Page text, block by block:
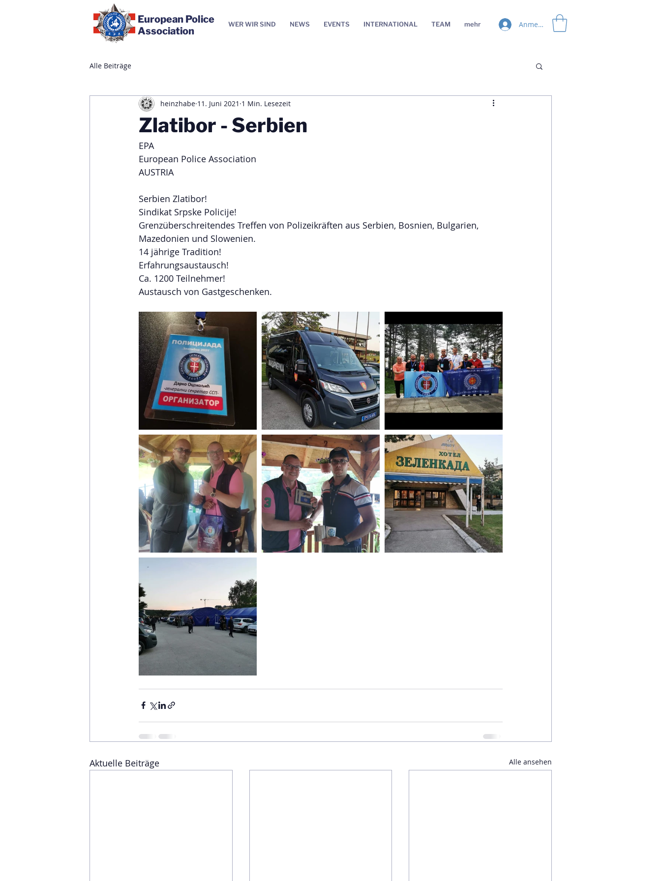
European Police
Association
WER WIR SIND NEWS EVENTS INTERNATIONAL TEAM mehr Anmelden
Alle Beiträge
Zlatibor - Serbien
heinzhabe 11. Juni 2021 1 Min. Lesezeit
EPA
European Police Association
AUSTRIA
Serbien Zlatibor!
Sindikat Srpske Policije!
Grenzüberschreitendes Treffen von Polizeikräften aus Serbien, Bosnien, Bulgarien,
Mazedonien und Slowenien.
14 jährige Tradition!
Erfahrungsaustausch!
Ca. 1200 Teilnehmer!
Austausch von Gastgeschenken.
Aktuelle Beiträge Alle ansehen